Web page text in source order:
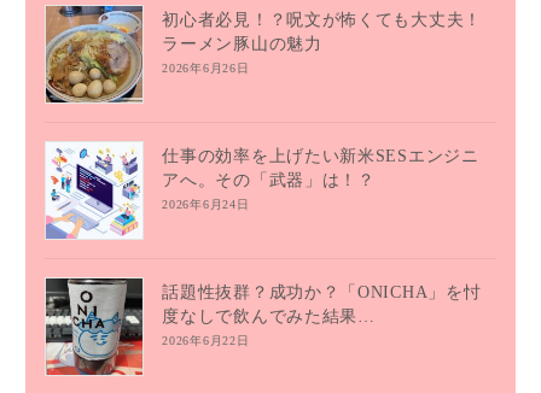
初心者必見！？呪文が怖くても大丈夫！
ラーメン豚山の魅力
2026年6月26日
仕事の効率を上げたい新米SESエンジニ
アへ。その「武器」は！？
2026年6月24日
話題性抜群？成功か？「ONICHA」を忖
度なしで飲んでみた結果…
2026年6月22日